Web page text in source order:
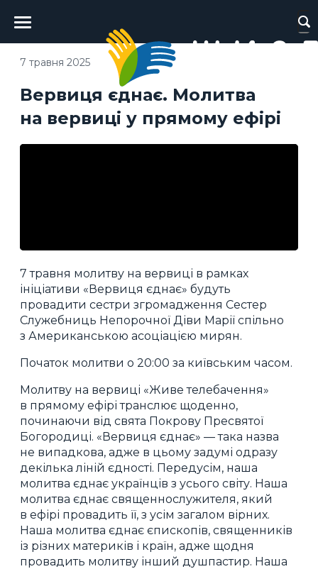
Головне
меню
Вервиця єднає. Молитва
на вервиці у прямому ефірі
7 травня 2025
7 травня молитву на вервиці в рамках
ініціативи «Вервиця єднає» будуть
провадити сестри згромадження Сестер
Служебниць Непорочної Діви Марії спільно
з Американською асоціацією мирян.
Початок молитви о 20:00 за київським часом.
Молитву на вервиці «Живе телебачення»
в прямому ефірі транслює щоденно,
починаючи від свята Покрову Пресвятої
Богородиці. «Вервиця єднає» — така назва
не випадкова, адже в цьому задумі одразу
декілька ліній єдності. Передусім, наша
молитва єднає українців з усього світу. Наша
молитва єднає священнослужителя, який
в ефірі провадить її, з усім загалом вірних.
Наша молитва єднає єпископів, священників
із різних материків і країн, адже щодня
провадить молитву інший душпастир. Наша